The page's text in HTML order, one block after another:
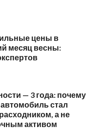
цены в
месяц весны:
— 3 года: почему
стал
а не
активом